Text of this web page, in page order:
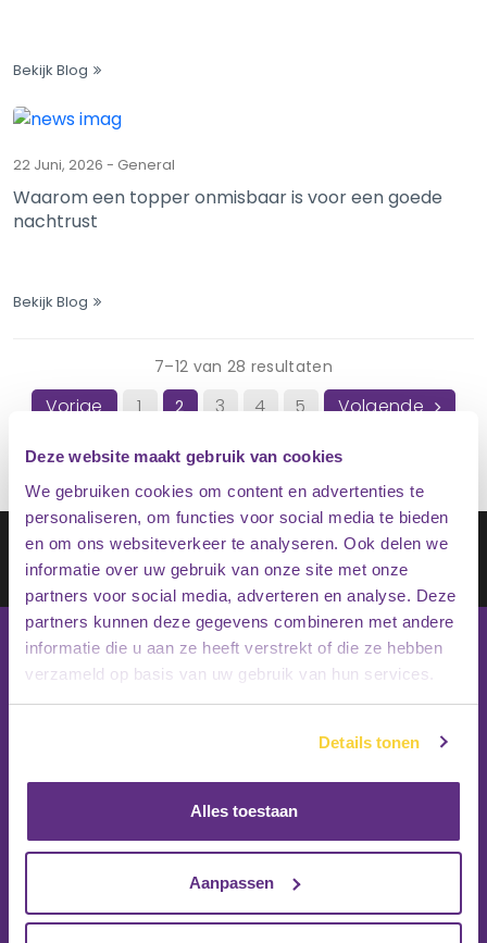
Deze website maakt gebruik van cookies
We gebruiken cookies om content en advertenties te
personaliseren, om functies voor social media te bieden
en om ons websiteverkeer te analyseren. Ook delen we
informatie over uw gebruik van onze site met onze
partners voor social media, adverteren en analyse. Deze
partners kunnen deze gegevens combineren met andere
informatie die u aan ze heeft verstrekt of die ze hebben
verzameld op basis van uw gebruik van hun services.
Details tonen
Alles toestaan
Aanpassen
Bekijk Blog
22 Juni, 2026 - General
Waarom een topper onmisbaar is voor een goede
nachtrust
Bekijk Blog
7–12 van 28 resultaten
Vorige 1 2 3 4 5 Volgende
Schrijf je in op onze nieuwsbrief
Inschrijven